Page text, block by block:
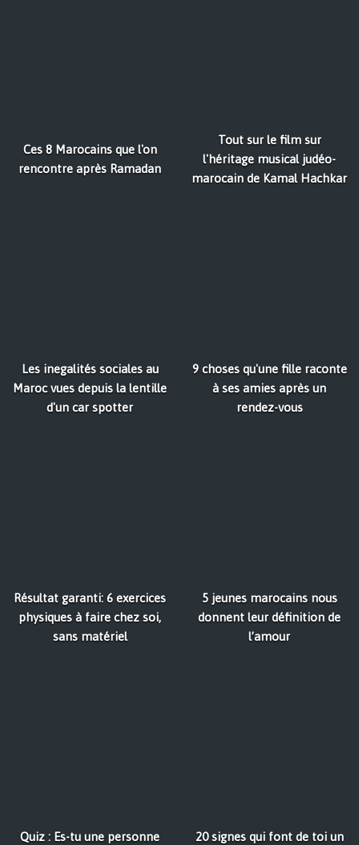
Ces 8 Marocains que l'on
rencontre après Ramadan
Tout sur le film sur
l'héritage musical judéo-
marocain de Kamal Hachkar
Les inegalités sociales au
Maroc vues depuis la lentille
d'un car spotter
9 choses qu'une fille raconte
à ses amies après un
rendez-vous
Résultat garanti: 6 exercices
physiques à faire chez soi,
sans matériel
5 jeunes marocains nous
donnent leur définition de
l’amour
Quiz : Es-tu une personne
20 signes qui font de toi un